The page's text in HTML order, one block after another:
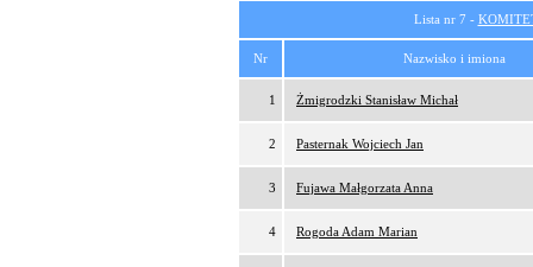
Lista nr 7 -
Nr Nazwisko i imiona
1 Żmigrodzki Stanisław Michał
2 Pasternak Wojciech Jan
3 Fujawa Małgorzata Anna
4 Rogoda Adam Marian